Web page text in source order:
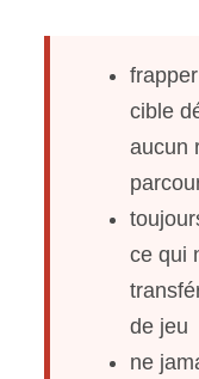
cible
aucun
ce qui
de jeu
ne